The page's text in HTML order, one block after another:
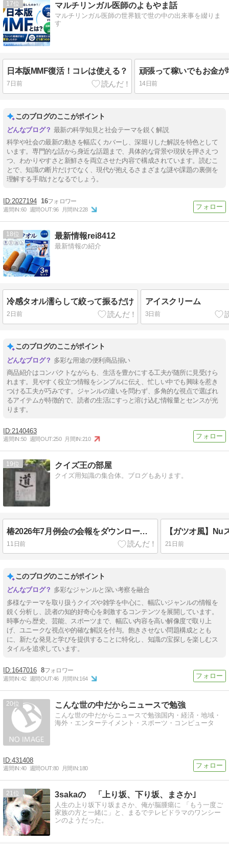
17 マルチリンガル医師のよもやま話
マルチリンガル医師の世界観で世の中の出来事を綴りま
す
日本版MMF復活！コレは使える？
7日前
頑張って稼いでもお金が
14日前
このブログのここがポイント
最新の科学知見と社会テーマを鋭く解説
科学や社会の最新の動きを幅広くカバーし、深堀りした解説を特色として
います。専門的な話から身近な話題まで、具体的な背景や現状を押さえつ
つ、わかりやすさと新鮮さを両立させた内容で構成されています。読むこ
とで、知識の断片だけでなく、現代が抱えるさまざまな謎や課題の裏側を
理解する手助けとなるでしょう。
2027194 16
週間IN:60 週間OUT:96 月間IN:228
18 最新情報rei8412
最新情報の紹介
冷感タオル濡らして絞って振るだけ
2日前
アイスクリーム
3日前
このブログのここがポイント
多彩な用途の便利商品揃い
商品紹介はコンパクトながらも、生活を豊かにする工夫が随所に見受けら
れます。見やすく役立つ情報をシンプルに伝え、忙しい中でも興味を惹き
つける工夫が巧みです。ジャンルの違いを問わず、多角的な視点で選ばれ
るアイテムが特徴的で、読者の生活にすっと溶け込む情報量とセンスが光
ります。
2140463
週間IN:50 週間OUT:250 月間IN:210
19 クイズ王の部屋
クイズ用知識の集合体。ブログもあります。
椿2026年7月例会の会報をダウンロード販売しています。
11日前 21日前
このブログのここがポイント
多彩なジャンルと深い考察を融合
多様なテーマを取り扱うクイズや雑学を中心に、幅広いジャンルの情報を
鋭く分析し、読者の知的好奇心を刺激するコンテンツを展開しています。
時事から歴史、芸能、スポーツまで、幅広い内容を高い解像度で取り上
げ、ユニークな視点や的確な解説を付与。飽きさせない問題構成ととも
に、新たな発見と学びを提供することに特化し、知識の宝探しを楽しむス
タイルを追求しています。
1647016 8
週間IN:42 週間OUT:46 月間IN:164
20 こんな世の中だからニュースで勉強
こんな世の中だからニュースで勉強国内・経済・地域・
海外・エンターテイメント・スポーツ・コンピュータ
431408
週間IN:40 週間OUT:80 月間IN:180
21 3sakaの 「上り坂、下り坂、まさか｣
人生の上り坂下り坂まさか、俺が脳腫瘍に 「もう一度ご
家族の方と一緒に」と、まるでテレビドラマのワンシー
ンのようだった。